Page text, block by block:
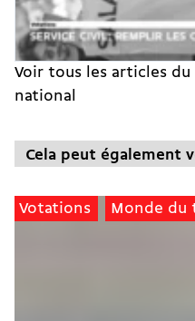
Voir tous les articles
national
Cela peut également
Votations Monde du